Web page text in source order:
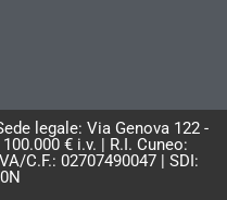
legale: Via Genova 122 -
€ i.v. | R.I. Cuneo:
C.F.: 02707490047 | SDI: